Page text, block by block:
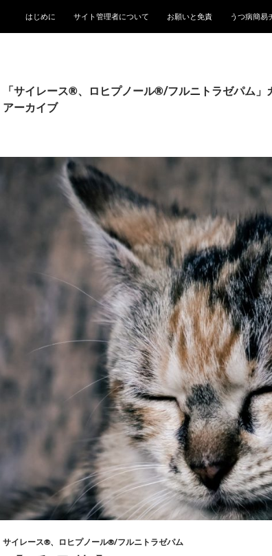
はじめに サイト管理者について お願いと免責 うつ病簡易
「サイレース®、ロヒプノール®/フルニトラゼパム」
アーカイブ
サイレース®、ロヒプノール®/フルニトラゼパム